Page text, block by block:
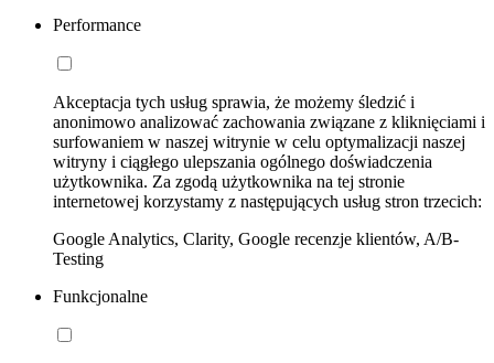
Performance
Akceptacja tych usług sprawia, że możemy śledzić i
anonimowo analizować zachowania związane z kliknięciami i
surfowaniem w naszej witrynie w celu optymalizacji naszej
witryny i ciągłego ulepszania ogólnego doświadczenia
użytkownika. Za zgodą użytkownika na tej stronie
internetowej korzystamy z następujących usług stron trzecich:
Google Analytics, Clarity, Google recenzje klientów, A/B-
Testing
Funkcjonalne